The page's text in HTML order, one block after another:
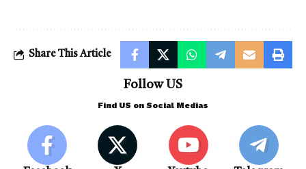
Share This Article
Follow US
Find US on Social Medias